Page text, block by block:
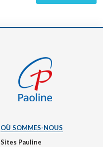
OÙ SOMMES-NOUS
Sites Pauline